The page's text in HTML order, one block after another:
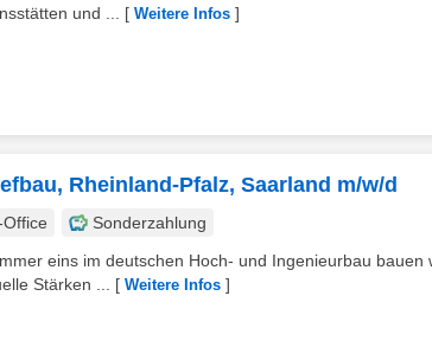
und ...
[ Weitere Infos ]
Rheinland-Pfalz, Saarland m/w/d
Sonderzahlung
eins im deutschen Hoch- und Ingenieurbau bauen
Stärken ...
[ Weitere Infos ]